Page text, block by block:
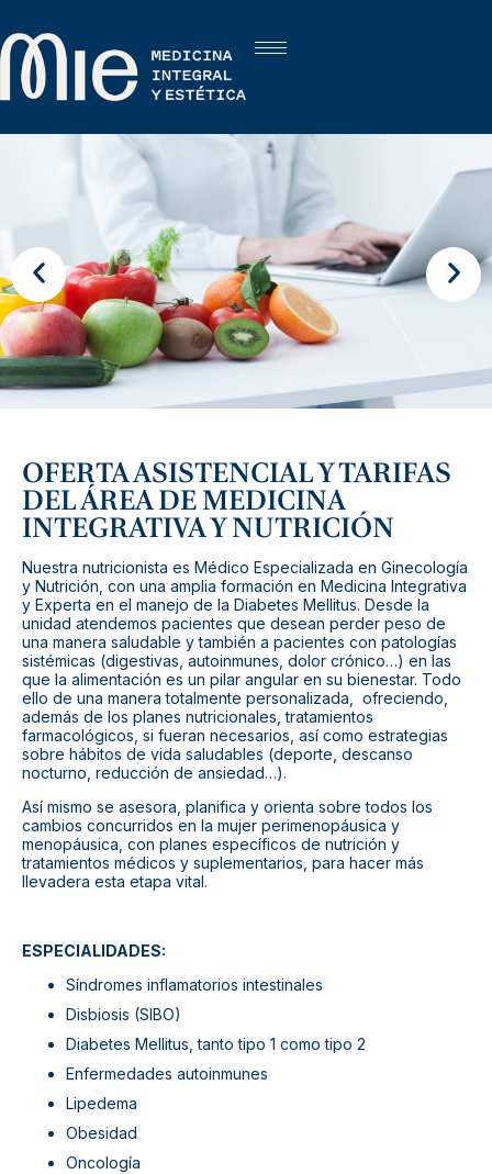
OFERTA ASISTENCIAL Y TARIFAS
DEL ÁREA DE MEDICINA
INTEGRATIVA Y NUTRICIÓN
Nuestra nutricionista es Médico Especializada en Ginecología
y Nutrición, con una amplia formación en Medicina Integrativa
y Experta en el manejo de la Diabetes Mellitus. Desde la
unidad atendemos pacientes que desean perder peso de
una manera saludable y también a pacientes con patologías
sistémicas (digestivas, autoinmunes, dolor crónico…) en las
que la alimentación es un pilar angular en su bienestar. Todo
ello de una manera totalmente personalizada, ofreciendo,
además de los planes nutricionales, tratamientos
farmacológicos, si fueran necesarios, así como estrategias
sobre hábitos de vida saludables (deporte, descanso
nocturno, reducción de ansiedad…).
Así mismo se asesora, planifica y orienta sobre todos los
cambios concurridos en la mujer perimenopáusica y
menopáusica, con planes específicos de nutrición y
tratamientos médicos y suplementarios, para hacer más
llevadera esta etapa vital.
ESPECIALIDADES:
Síndromes inflamatorios intestinales
Disbiosis (SIBO)
Diabetes Mellitus, tanto tipo 1 como tipo 2
Enfermedades autoinmunes
Lipedema
Obesidad
Oncología